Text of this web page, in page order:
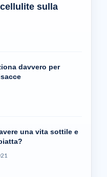
sulla
davvero per
una vita sottile e